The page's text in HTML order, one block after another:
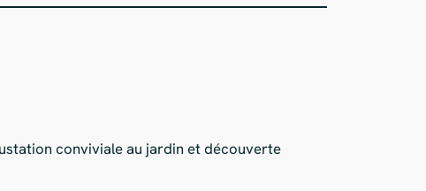
conviviale au jardin et découverte